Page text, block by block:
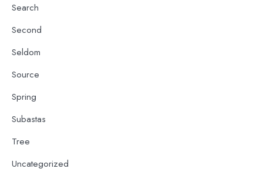
Search
Second
Seldom
Source
Spring
Subastas
Tree
Uncategorized